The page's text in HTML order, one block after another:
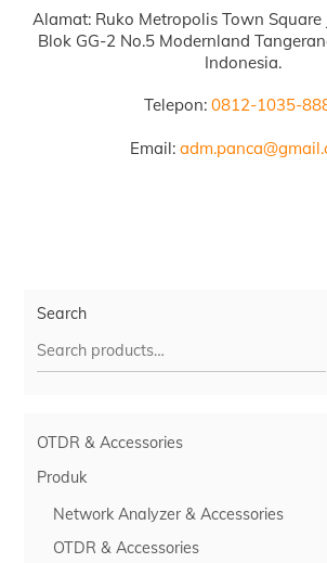
Alamat: Ruko Metropolis Town Square
Blok GG-2 No.5 Modernland
Indonesia.
Telepon: 0812-1035-
Email:
Search
OTDR & Accessories
Produk
Network Analyzer & Accessories
OTDR & Accessories